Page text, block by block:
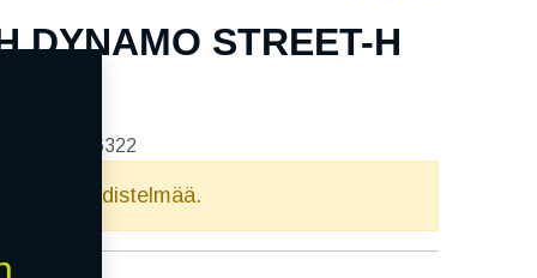
DYNAMO STREET-H
236322
yhdistelmää.